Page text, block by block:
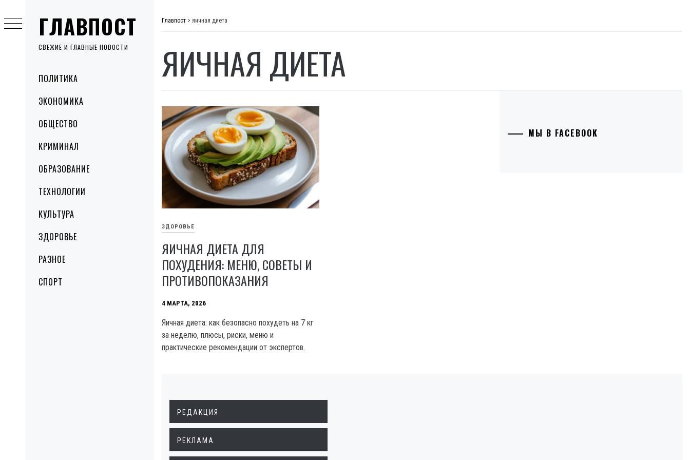
ГЛАВПОСТ
СВЕЖИЕ И ГЛАВНЫЕ НОВОСТИ
MenuПОЛИТИКА
ЭКОНОМИКА
ОБЩЕСТВО
КРИМИНАЛ
ОБРАЗОВАНИЕ
ТЕХНОЛОГИИ
КУЛЬТУРА
ЗДОРОВЬЕ
РАЗНОЕ
СПОРТ
to
content
Главпост > яичная диета
ЯИЧНАЯ ДИЕТА
ЗДОРОВЬЕ
ЯИЧНАЯ ДИЕТА ДЛЯ
ПОХУДЕНИЯ: МЕНЮ, СОВЕТЫ И
ПРОТИВОПОКАЗАНИЯ
4 МАРТА, 2026
Яичная диета: как безопасно похудеть на 7 кг
за неделю, плюсы, риски, меню и
практические рекомендации от экспертов.
МЫ В FACEBOOK
РЕДАКЦИЯ
РЕКЛАМА